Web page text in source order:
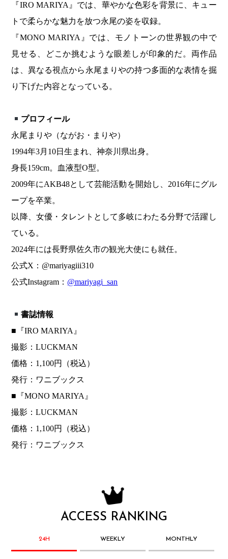
『IRO MARIYA』では、華やかな色彩を背景に、キュー
トで柔らかな魅力を放つ永尾の姿を収録。
『MONO MARIYA』では、モノトーンの世界観の中で
見せる、どこか挑むような眼差しが印象的だ。両作品
は、異なる視点から永尾まりやの持つ多面的な表情を掘
り下げた内容となっている。
プロフィール
永尾まりや（ながお・まりや）
1994年3月10日生まれ、神奈川県出身。
身長159cm。血液型O型。
2009年にAKB48として芸能活動を開始し、2016年にグル
ープを卒業。
以降、女優・タレントとして多岐にわたる分野で活躍し
ている。
2024年には長野県佐久市の観光大使にも就任。
公式X：@mariyagiii310
公式Instagram： @mariyagi_san
書誌情報
■『IRO MARIYA』
撮影：LUCKMAN
価格：1,100円（税込）
発行：ワニブックス
■『MONO MARIYA』
撮影：LUCKMAN
価格：1,100円（税込）
発行：ワニブックス
ACCESS RANKING
24H WEEKLY MONTHLY